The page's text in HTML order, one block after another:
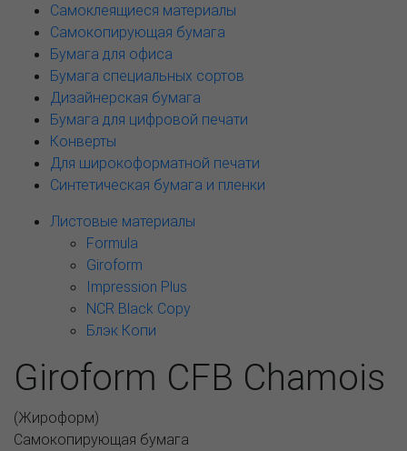
Самоклеящиеся материалы
Самокопирующая бумага
Бумага для офиса
Бумага специальных сортов
Дизайнерская бумага
Бумага для цифровой печати
Конверты
Для широкоформатной печати
Синтетическая бумага и пленки
Листовые материалы
Formula
Giroform
Impression Plus
NCR Black Copy
Блэк Копи
Giroform CFB Chamois
(Жироформ)
Самокопирующая бумага